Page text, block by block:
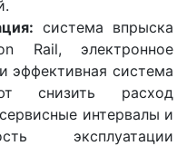
система впрыска
Rail, электронное
эффективная система
снизить расход
интервалы и
эксплуатации